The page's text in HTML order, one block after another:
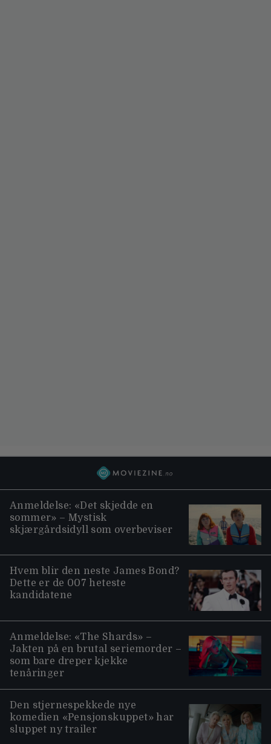
Anmeldelse: «Det skjedde en
sommer» – Mystisk
skjærgårdsidyll som overbeviser
Hvem blir den neste James Bond?
Dette er de 007 heteste
kandidatene
Anmeldelse: «The Shards» –
Jakten på en brutal seriemorder –
som bare dreper kjekke
tenåringer
Den stjernespekkede nye
komedien «Pensjonskuppet» har
sluppet ny trailer